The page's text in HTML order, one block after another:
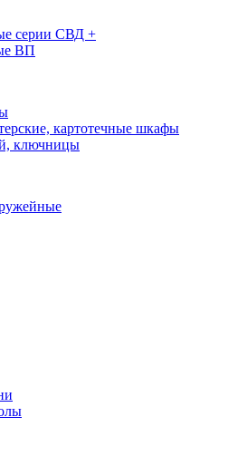
серии СВД +
ВП
картотечные шкафы
ключницы